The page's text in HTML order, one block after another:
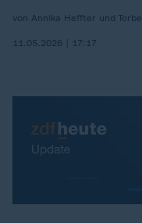
von Annika Heffter und
11.05.2026 | 17:17